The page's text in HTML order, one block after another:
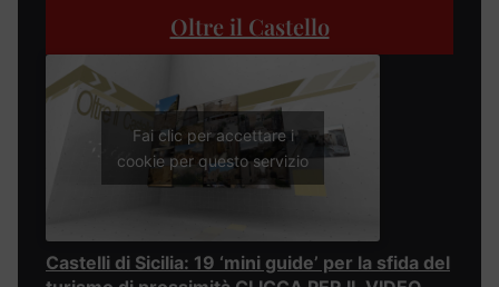
Oltre il Castello
Fai clic per accettare i
cookie per questo servizio
Castelli di Sicilia: 19 ‘mini guide’ per la sfida del